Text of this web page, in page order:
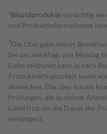
2Biozidproduktevorsichtig
und Produktinformationen
3Die Übergabe deiner
bei uns werktags von Montag
Lieferzeitpunkt kann je nach
Produktverfügbarkeit sowie
abweichen. Darüber hinaus
Prüfungen, die zu deiner
Lieferfrist um die Dauer der
verlängern.